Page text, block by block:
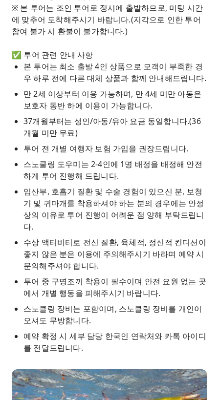
※ 본 투어는 조인 투어로 정시에 출발하므로, 미팅 시간
에 맞추어 도착해주시기 바랍니다.(지각으로 인한 투어
참여 불가 시 환불이 불가합니다.)
✅ 투어 관련 안내 사항
본 투어는 최소 출발 4인 상품으로 모객이 부족한 경
우 하루 전에 다른 대체 상품과 함께 안내해드립니다.
만 2세 이상부터 이용 가능하며, 만 4세 미만 아동은
보호자 동반 하에 이용이 가능합니다.
37개월부터는 성인/아동/유아 요금 동일합니다.(36
개월 미만 무료)
투어 전 개별 여행자 보험 가입을 권장드립니다.
스노쿨링 도우미는 2-4인에 1명 배정을 배정해 안전
하게 투어 진행해 드립니다.
임산부, 호흡기 질환 및 수술 경험이 있으신 분, 보청
기 및 귀마개를 착용하셔야 하는 분의 경우에는 안정
상의 이유로 투어 진행이 어려운 점 양해 부탁드립니
다.
수상 액티비티로 전신 질환, 육체적, 정신적 컨디션이
좋지 않은 분은 이용에 주의해주시기 바라며 예약 시
문의해주셔야 합니다.
투어 중 구명조끼 착용이 필수이며 안전 요원 없는 곳
에서 개별 행동을 피해주시기 바랍니다.
스노클링 장비는 포함이며, 스노클링 장비를 개인이
오셔도 무방합니다.
예약 확정 시 세부 담당 한국인 연락처와 카톡 아이디
를 전달드립니다.